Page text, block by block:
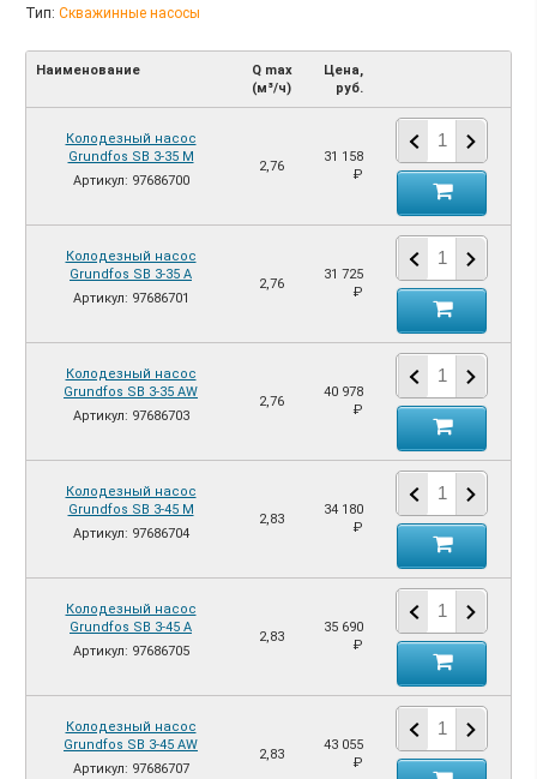
Тип: Скважинные насосы
Наименование
Q max
(м³/ч)
Цена,
руб.
Колодезный насос
Grundfos SB 3-35 M
Артикул: 97686700
2,76
31 158
₽
Колодезный насос
Grundfos SB 3-35 A
Артикул: 97686701
2,76
31 725
₽
Колодезный насос
Grundfos SB 3-35 AW
Артикул: 97686703
2,76
40 978
₽
Колодезный насос
Grundfos SB 3-45 M
Артикул: 97686704
2,83
34 180
₽
Колодезный насос
Grundfos SB 3-45 A
Артикул: 97686705
2,83
35 690
₽
Колодезный насос
Grundfos SB 3-45 AW
Артикул: 97686707
2,83
43 055
₽